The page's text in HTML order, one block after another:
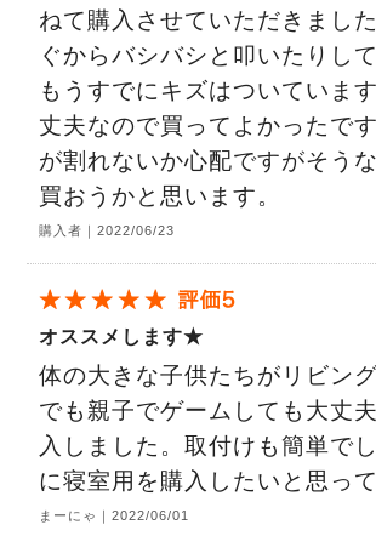
ねて購入させていただきまし
ぐからバシバシと叩いたりし
もうすでにキズはついていま
丈夫なので買ってよかったで
が割れないか心配ですがそう
買おうかと思います。
購入者｜2022/06/23
オススメします★
体の大きな子供たちがリビン
でも親子でゲームしても大丈
入しました。取付けも簡単で
に寝室用を購入したいと思っ
まーにゃ｜2022/06/01